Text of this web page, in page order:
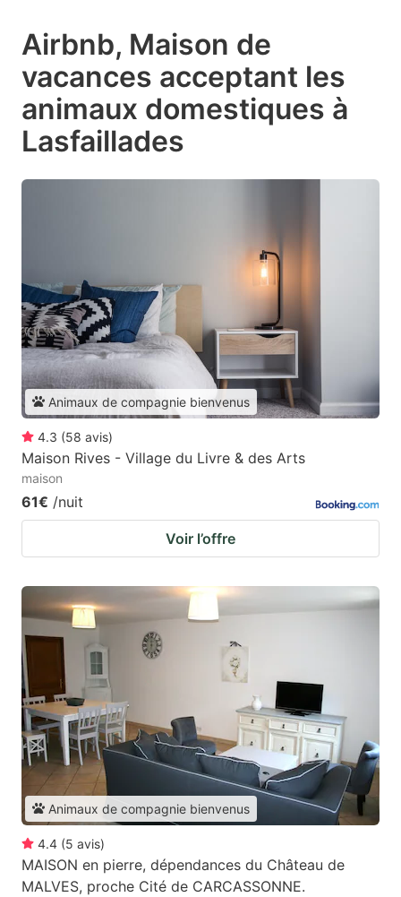
Airbnb, Maison de
vacances acceptant les
animaux domestiques à
Lasfaillades
Animaux de compagnie bienvenus
4.3 (58 avis)
Maison Rives - Village du Livre & des Arts
maison
61€ /nuit
Voir l’offre
Animaux de compagnie bienvenus
4.4 (5 avis)
MAISON en pierre, dépendances du Château de
MALVES, proche Cité de CARCASSONNE.